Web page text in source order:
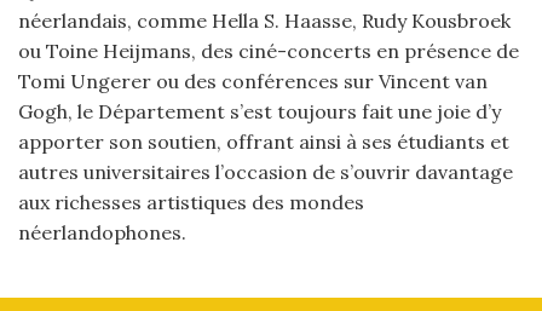
néerlandais, comme Hella S. Haasse, Rudy Kousbroek
ou Toine Heijmans, des ciné-concerts en présence de
Tomi Ungerer ou des conférences sur Vincent van
Gogh, le Département s’est toujours fait une joie d’y
apporter son soutien, offrant ainsi à ses étudiants et
autres universitaires l’occasion de s’ouvrir davantage
aux richesses artistiques des mondes
néerlandophones.